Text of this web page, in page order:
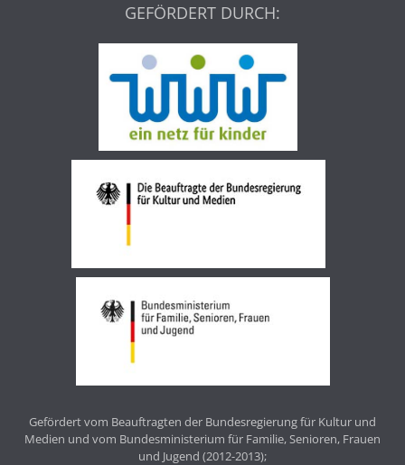
GEFÖRDERT DURCH:
Gefördert vom Beauftragten der Bundesregierung für Kultur und
Medien und vom Bundesministerium für Familie, Senioren, Frauen
und Jugend (2012-2013);